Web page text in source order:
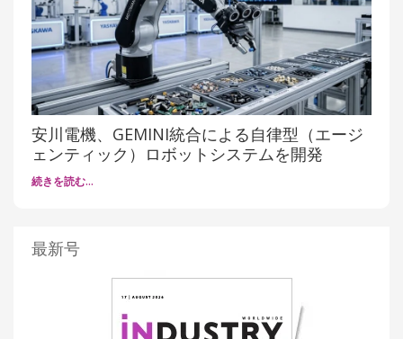
安川電機、GEMINI統合による自律型（エージ
ェンティック）ロボットシステムを開発
続きを読む…
最新号